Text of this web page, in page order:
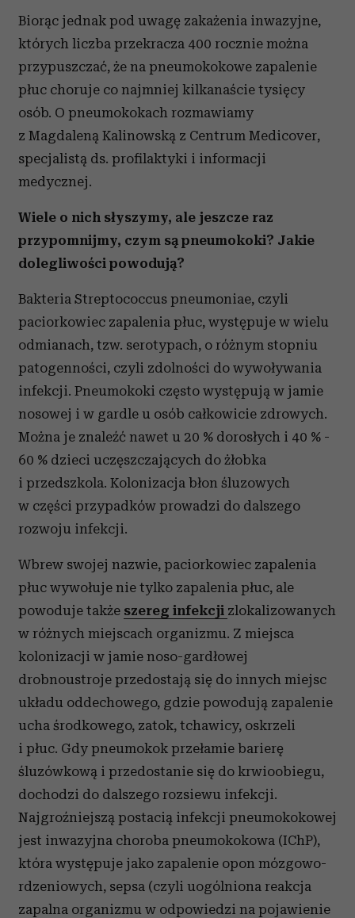
Biorąc jednak pod uwagę zakażenia inwazyjne,
których liczba przekracza 400 rocznie można
przypuszczać, że na pneumokokowe zapalenie
płuc choruje co najmniej kilkanaście tysięcy
osób. O pneumokokach rozmawiamy
z Magdaleną Kalinowską z Centrum Medicover,
specjalistą ds. profilaktyki i informacji
medycznej.
Wiele o nich słyszymy, ale jeszcze raz
przypomnijmy, czym są pneumokoki? Jakie
dolegliwości powodują?
Bakteria Streptococcus pneumoniae, czyli
paciorkowiec zapalenia płuc, występuje w wielu
odmianach, tzw. serotypach, o różnym stopniu
patogenności, czyli zdolności do wywoływania
infekcji. Pneumokoki często występują w jamie
nosowej i w gardle u osób całkowicie zdrowych.
Można je znaleźć nawet u 20 % dorosłych i 40 % -
60 % dzieci uczęszczających do żłobka
i przedszkola. Kolonizacja błon śluzowych
w części przypadków prowadzi do dalszego
rozwoju infekcji.
Wbrew swojej nazwie, paciorkowiec zapalenia
płuc wywołuje nie tylko zapalenia płuc, ale
powoduje także szereg infekcji zlokalizowanych
w różnych miejscach organizmu. Z miejsca
kolonizacji w jamie noso-gardłowej
drobnoustroje przedostają się do innych miejsc
układu oddechowego, gdzie powodują zapalenie
ucha środkowego, zatok, tchawicy, oskrzeli
i płuc. Gdy pneumokok przełamie barierę
śluzówkową i przedostanie się do krwioobiegu,
dochodzi do dalszego rozsiewu infekcji.
Najgroźniejszą postacią infekcji pneumokokowej
jest inwazyjna choroba pneumokokowa (IChP),
która występuje jako zapalenie opon mózgowo-
rdzeniowych, sepsa (czyli uogólniona reakcja
zapalna organizmu w odpowiedzi na pojawienie